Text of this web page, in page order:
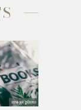
image photo